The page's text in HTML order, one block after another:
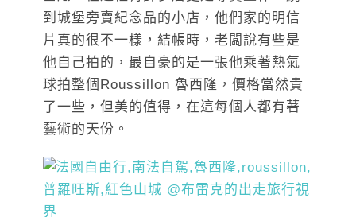
到城堡旁賣紀念品的小店，他們家的明信
片真的很不一樣，結帳時，老闆說有些是
他自己拍的，最自豪的是一張他乘著熱氣
球拍整個Roussillon 魯西隆，價格當然貴
了一些，但美的值得，在這每個人都有著
藝術的天份。